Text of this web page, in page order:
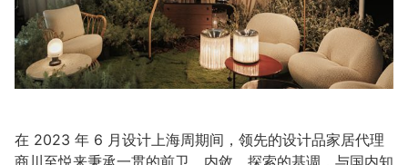
在 2023 年 6 月设计上海周期间，领先的设计品家居代理
商川至悦来秉承一贯的前卫、内敛、探索的基调，与国内知